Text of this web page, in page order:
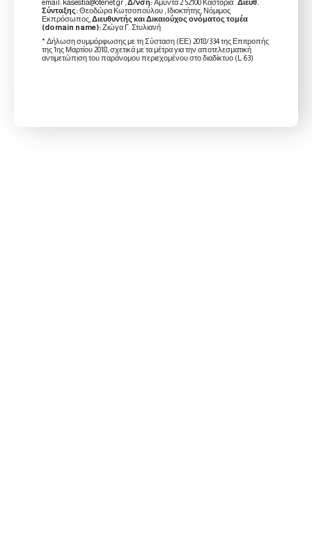
email: kasestia@otenet.gr , Δ/νση:Αμύντα 2 52100 Καστοριά . Διευθ.
Σύνταξης:Θεοδώρα Κωτσοπούλου , Ιδιοκτήτης, Νόμιμος
Εκπρόσωπος, Διευθυντής και Δικαιούχος ονόματος τομέα
(domain name):Ζιώγα Γ. Στυλιανή
* Δήλωση συμμόρφωσης με τη Σύσταση (ΕΕ) 2018/334 της Επιτροπής
της 1ης Μαρτίου 2018, σχετικά με τα μέτρα για την αποτελεσματική
αντιμετώπιση του παράνομου περιεχομένου στο διαδίκτυο (L 63)